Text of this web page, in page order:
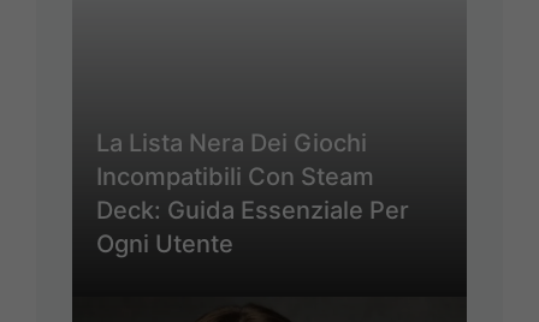
La Lista Nera Dei Giochi
Incompatibili Con Steam
Deck: Guida Essenziale Per
Ogni Utente